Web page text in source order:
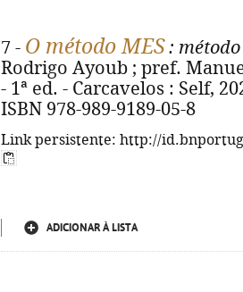
7 - O método MES: método
Rodrigo Ayoub ; pref.
- 1ª ed. - Carcavelos : Self,
ISBN 978-989-9189-05-8
Link persistente: http://
ADICIONAR À LISTA